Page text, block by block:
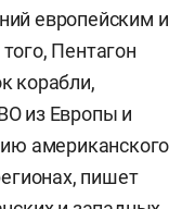
европейским и
Пентагон
корабли,
из Европы и
американского
пишет